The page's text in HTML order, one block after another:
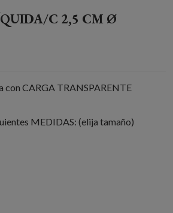
C 2,5 CM Ø
con CARGA TRANSPARENTE
MEDIDAS: (elija tamaño)